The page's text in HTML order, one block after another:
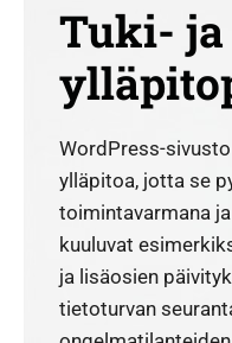
Tuki- ja
WordPress-
ylläpitoa, jotta se
toimintavarmana
kuuluvat
ja lisäosien
tietoturvan